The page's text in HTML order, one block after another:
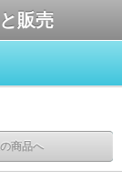
販売
商品へ